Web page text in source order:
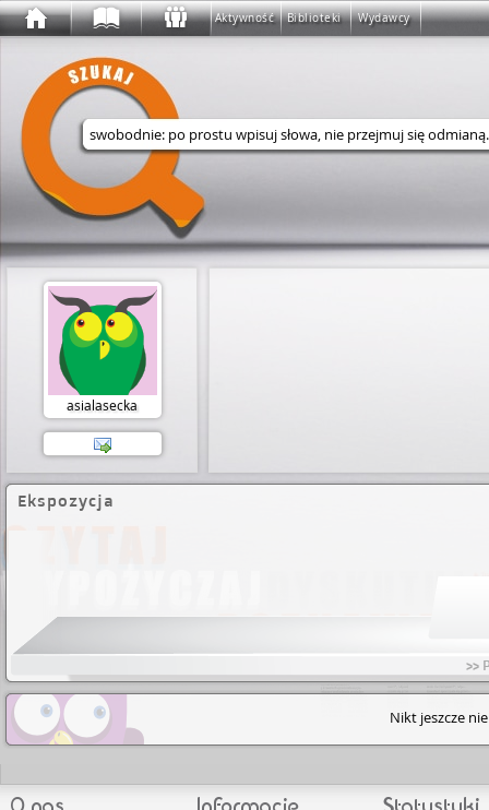
Aktywność Biblioteki Wydawcy
Wyszukaj w serwisie
asialasecka
Ekspozycja
>>
Nikt jeszcze